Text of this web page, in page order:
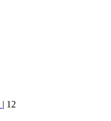
| 12